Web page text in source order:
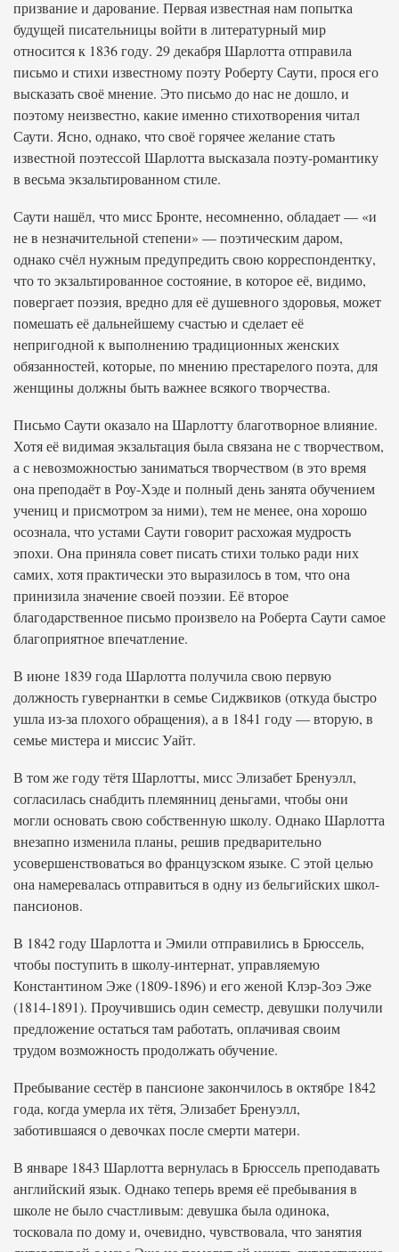
призвание и дарование. Первая известная нам попытка
будущей писательницы войти в литературный мир
относится к 1836 году. 29 декабря Шарлотта отправила
письмо и стихи известному поэту Роберту Саути, прося его
высказать своё мнение. Это письмо до нас не дошло, и
поэтому неизвестно, какие именно стихотворения читал
Саути. Ясно, однако, что своё горячее желание стать
известной поэтессой Шарлотта высказала поэту-романтику
в весьма экзальтированном стиле.
Саути нашёл, что мисс Бронте, несомненно, обладает — «и
не в незначительной степени» — поэтическим даром,
однако счёл нужным предупредить свою корреспондентку,
что то экзальтированное состояние, в которое её, видимо,
повергает поэзия, вредно для её душевного здоровья, может
помешать её дальнейшему счастью и сделает её
непригодной к выполнению традиционных женских
обязанностей, которые, по мнению престарелого поэта, для
женщины должны быть важнее всякого творчества.
Письмо Саути оказало на Шарлотту благотворное влияние.
Хотя её видимая экзальтация была связана не с творчеством,
а с невозможностью заниматься творчеством (в это время
она преподаёт в Роу-Хэде и полный день занята обучением
учениц и присмотром за ними), тем не менее, она хорошо
осознала, что устами Саути говорит расхожая мудрость
эпохи. Она приняла совет писать стихи только ради них
самих, хотя практически это выразилось в том, что она
принизила значение своей поэзии. Её второе
благодарственное письмо произвело на Роберта Саути самое
благоприятное впечатление.
В июне 1839 года Шарлотта получила свою первую
должность гувернантки в семье Сиджвиков (откуда быстро
ушла из-за плохого обращения), а в 1841 году — вторую, в
семье мистера и миссис Уайт.
В том же году тётя Шарлотты, мисс Элизабет Бренуэлл,
согласилась снабдить племянниц деньгами, чтобы они
могли основать свою собственную школу. Однако Шарлотта
внезапно изменила планы, решив предварительно
усовершенствоваться во французском языке. С этой целью
она намеревалась отправиться в одну из бельгийских школ-
пансионов.
В 1842 году Шарлотта и Эмили отправились в Брюссель,
чтобы поступить в школу-интернат, управляемую
Константином Эже (1809-1896) и его женой Клэр-Зоэ Эже
(1814-1891). Проучившись один семестр, девушки получили
предложение остаться там работать, оплачивая своим
трудом возможность продолжать обучение.
Пребывание сестёр в пансионе закончилось в октябре 1842
года, когда умерла их тётя, Элизабет Бренуэлл,
заботившаяся о девочках после смерти матери.
В январе 1843 Шарлотта вернулась в Брюссель преподавать
английский язык. Однако теперь время её пребывания в
школе не было счастливым: девушка была одинока,
тосковала по дому и, очевидно, чувствовала, что занятия